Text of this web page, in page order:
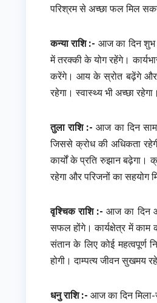
परिश्रम से अच्छा फल मिल
कन्या राशि :- आज का दिन शुभ
में तरक्की के योग रहेंगे।
करेंगे। आय के स्रोत बढ़ेंगे और
रहेगा। स्वास्थ्य भी अच्छा रहेगा।
तुला राशि :- आज का दिन
जिससे क्रोध की अधिकता
कार्यों के प्रति रुझान
रहेगा और परिजनों का सहयोग
वृश्चिक राशि :- आज का दिन
सफल होंगे। कार्यक्षेत्र में काम
संतान के लिए कोई
होगी। दाम्पत्य जीवन सुखमय
धनु राशि :- आज का दिन